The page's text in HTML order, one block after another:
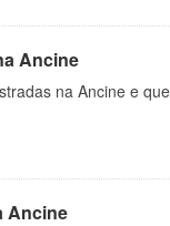
Ancine
na Ancine e
Ancine